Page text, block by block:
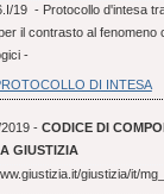
19 - Protocollo d'intesa
il contrasto al
-
DI INTESA
- CODICE DI
GIUSTIZIA
giustizia/it/